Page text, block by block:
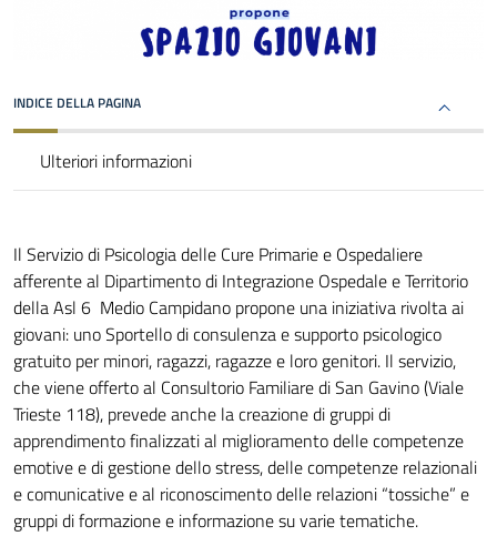
INDICE DELLA PAGINA
Ulteriori informazioni
Il Servizio di Psicologia delle Cure Primarie e Ospedaliere
afferente al Dipartimento di Integrazione Ospedale e Territorio
della Asl 6 Medio Campidano propone una iniziativa rivolta ai
giovani: uno Sportello di consulenza e supporto psicologico
gratuito per minori, ragazzi, ragazze e loro genitori. Il servizio,
che viene offerto al Consultorio Familiare di San Gavino (Viale
Trieste 118), prevede anche la creazione di gruppi di
apprendimento finalizzati al miglioramento delle competenze
emotive e di gestione dello stress, delle competenze relazionali
e comunicative e al riconoscimento delle relazioni “tossiche” e
gruppi di formazione e informazione su varie tematiche.